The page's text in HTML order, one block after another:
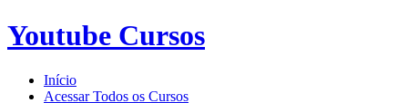
Youtube Cursos
Início
Acessar Todos os Cursos